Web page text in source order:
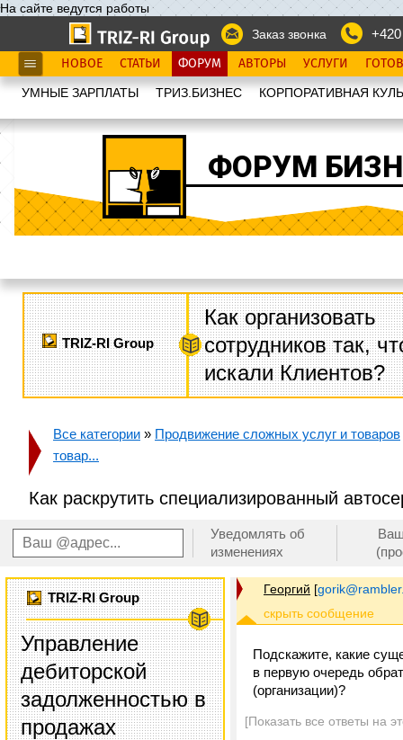
На сайте ведутся работы
Заказ звонка
НОВОЕ СТАТЬИ ФОРУМ АВТОРЫ УСЛУГИ
УМНЫЕ ЗАРПЛАТЫ ТРИЗ.БИЗНЕС КОРПОРАТИВНАЯ
ФОРУМ
TRIZ-RI Group
Как организовать
сотрудников так,
искали Клиентов?
Все категории » Продвижение сложных услуг и товаров
товар...
Как раскрутить специализированный
Уведомлять об
изменениях
TRIZ-RI Group
Управление
дебиторской
задолженностью в
продажах
Георгий [
Подскажите, какие
в первую очередь
(организации)?
[Показать все ответы на